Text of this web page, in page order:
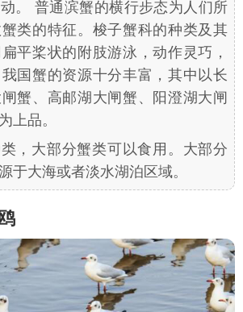
。 普通滨蟹的横行步态为人们所
类的特征。梭子蟹科的种类及其
平桨状的附肢游泳，动作灵巧，
国蟹的资源十分丰富，其中以长
蟹、高邮湖大闸蟹、阳澄湖大闸
上品。
，大部分蟹类可以食用。大部分
于大海或者淡水湖泊区域。